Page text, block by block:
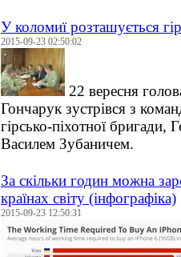
У коломиї розташується
2015-09-23 02:50:02
22 вересня
Гончарук зустрівся з
гірсько-піхотної бригади,
Василем Зубаничем.
За скільки годин можна
країнах світу (інфографіка)
2015-09-23 12:50:31